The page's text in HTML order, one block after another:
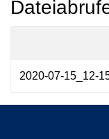
2020-07-15_12-